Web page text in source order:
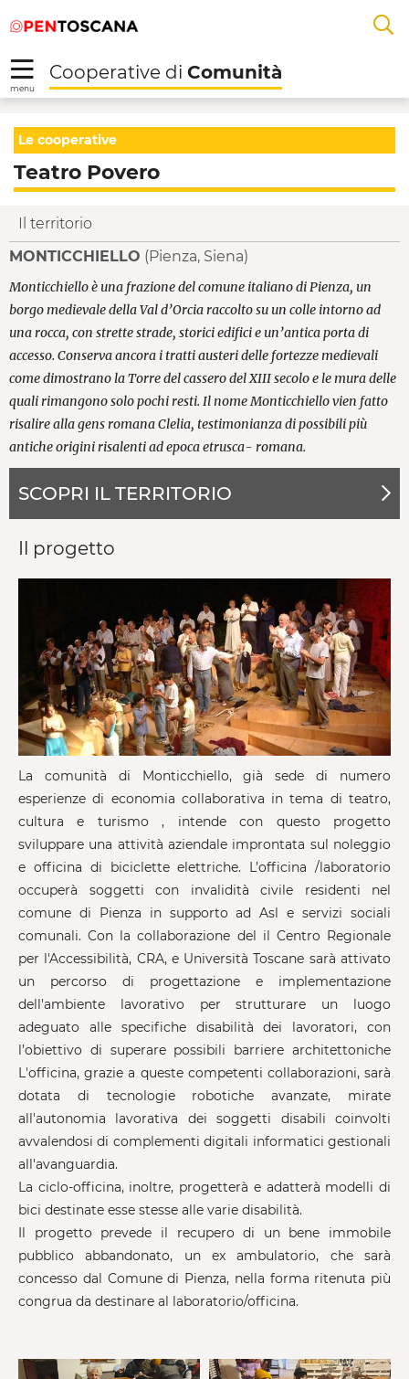
Skip to Main Content
alal
menu
Cooperative di Comunità
Teatro Povero -
Le cooperative
Teatro Povero
Il territorio
MONTICCHIELLO (Pienza, Siena)
Monticchiello è una frazione del comune italiano di Pienza, un
borgo medievale della Val d’Orcia raccolto su un colle intorno ad
una rocca, con strette strade, storici edifici e un’antica porta di
accesso. Conserva ancora i tratti austeri delle fortezze medievali
come dimostrano la Torre del cassero del XIII secolo e le mura delle
quali rimangono solo pochi resti. Il nome Monticchiello vien fatto
risalire alla gens romana Clelia, testimonianza di possibili più
antiche origini risalenti ad epoca etrusca- romana.
SCOPRI IL TERRITORIO
Il progetto
La comunità di Monticchiello, già sede di numero
esperienze di economia collaborativa in tema di teatro,
cultura e turismo , intende con questo progetto
sviluppare una attività aziendale improntata sul noleggio
e officina di biciclette elettriche. L’officina /laboratorio
occuperà soggetti con invalidità civile residenti nel
comune di Pienza in supporto ad Asl e servizi sociali
comunali. Con la collaborazione del il Centro Regionale
per l'Accessibilità, CRA, e Università Toscane sarà attivato
un percorso di progettazione e implementazione
dell'ambiente lavorativo per strutturare un luogo
adeguato alle specifiche disabilità dei lavoratori, con
l’obiettivo di superare possibili barriere architettoniche
L'officina, grazie a queste competenti collaborazioni, sarà
dotata di tecnologie robotiche avanzate, mirate
all'autonomia lavorativa dei soggetti disabili coinvolti
avvalendosi di complementi digitali informatici gestionali
all'avanguardia.
La ciclo-officina, inoltre, progetterà e adatterà modelli di
bici destinate esse stesse alle varie disabilità.
Il progetto prevede il recupero di un bene immobile
pubblico abbandonato, un ex ambulatorio, che sarà
concesso dal Comune di Pienza, nella forma ritenuta più
congrua da destinare al laboratorio/officina.